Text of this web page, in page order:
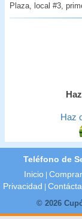
Plaza, local #3,
Haz
Teléfono de
Inicio
Privacidad
© 2026